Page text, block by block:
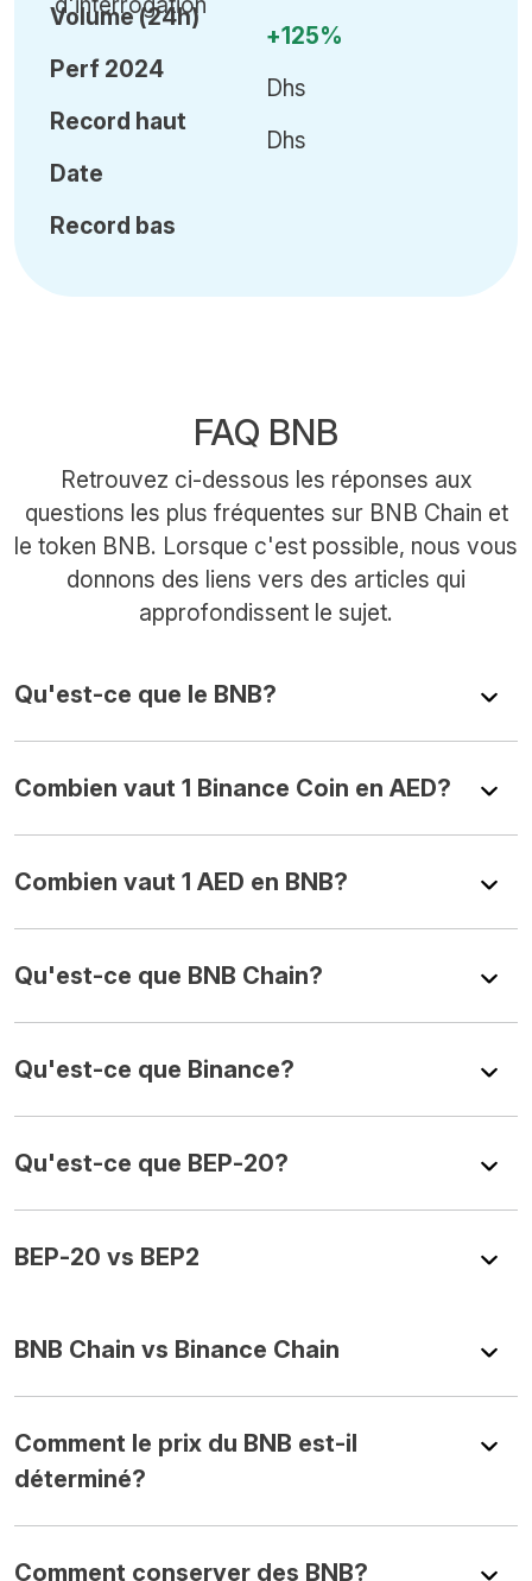
Volume (24h)
Perf 2024
Record haut
Date
Record bas
+125%
Dhs
Dhs
FAQ BNB
Retrouvez ci-dessous les réponses aux
questions les plus fréquentes sur BNB Chain et
le token BNB. Lorsque c'est possible, nous vous
donnons des liens vers des articles qui
approfondissent le sujet.
Qu'est-ce que le BNB?
Combien vaut 1 Binance Coin en AED?
Combien vaut 1 AED en BNB?
Qu'est-ce que BNB Chain?
Qu'est-ce que Binance?
Qu'est-ce que BEP-20?
BEP-20 vs BEP2
BNB Chain vs Binance Chain
Comment le prix du BNB est-il
déterminé?
Comment conserver des BNB?